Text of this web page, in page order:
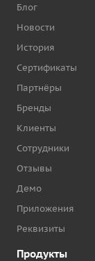
Блог
Новости
История
Сертификаты
Партнёры
Бренды
Клиенты
Сотрудники
Отзывы
Демо
Приложения
Реквизиты
Продукты